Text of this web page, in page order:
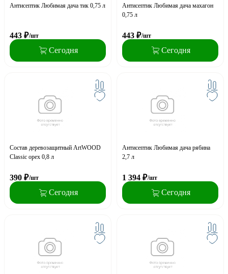
Антисептик Любимая дача тик 0,75 л
443 ₽/шт
Сегодня
Антисептик Любимая дача махагон
0,75 л
443 ₽/шт
Сегодня
Состав деревозащитный ArtWOOD
Classic орех 0,8 л
390 ₽/шт
Сегодня
Антисептик Любимая дача рябина
2,7 л
1 394 ₽/шт
Сегодня